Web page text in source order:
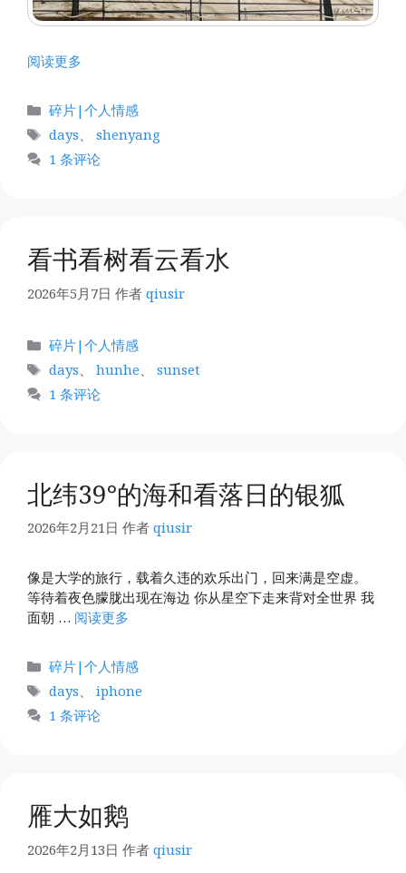
阅读更多
分
类
碎片|个人情感
标
签
days、 shenyang
1 条评论
看书看树看云看水
2026年5月7日 作者 qiusir
分
类
碎片|个人情感
标
签
days hunhe
sunset
1 条评论
北纬39°的海和看落日的银狐
2026年2月21日 作者 qiusir
像是大学的旅行，载着久违的欢乐出门，回来满是空虚。
等待着夜色朦胧出现在海边 你从星空下走来背对全世界 我
面朝 … 阅读更多
分
类
碎片|个人情感
标
签
days、 iphone
1 条评论
雁大如鹅
2026年2月13日 作者 qiusir